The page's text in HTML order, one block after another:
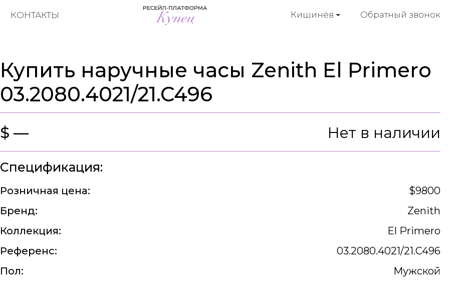
Кишинёв Обратный звонок
КОНТАКТЫ
Купить наручные часы Zenith El Primero
03.2080.4021/21.C496
$ — Нет в наличии
Спецификация:
Розничная цена:
$9800
Бренд:
Zenith
Коллекция:
El Primero
Референс:
03.2080.4021/21.C496
Пол:
Мужской